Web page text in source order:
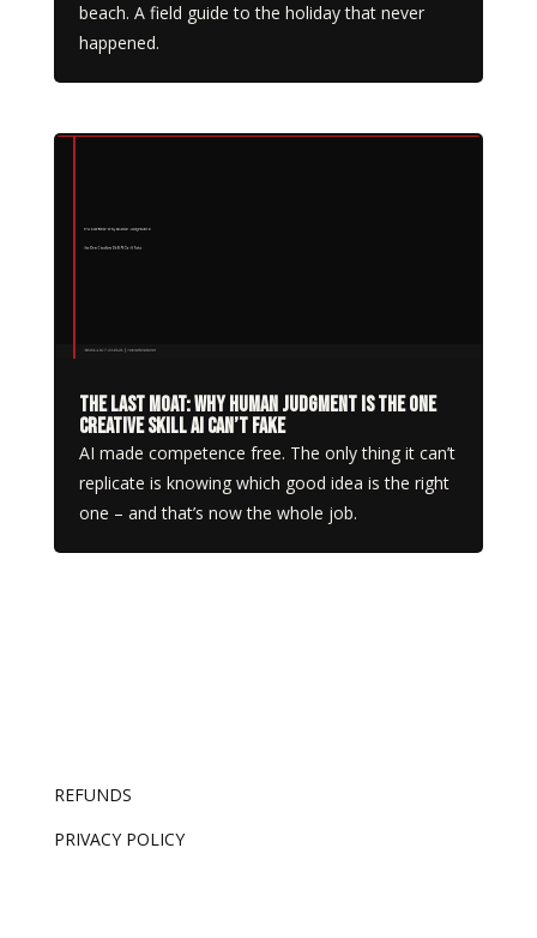
beach. A field guide to the holiday that never
happened.
The Last Moat: Why Human Judgment Is the One
Creative Skill AI Can’t Fake
AI made competence free. The only thing it can’t
replicate is knowing which good idea is the right
one – and that’s now the whole job.
REFUNDS
PRIVACY POLICY